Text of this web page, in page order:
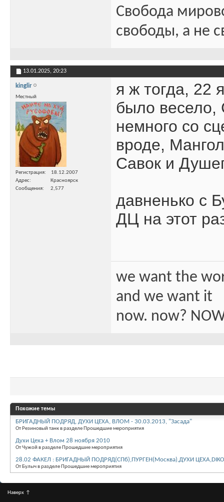
Свобода
свободы, а не
13.01.2025, 20:23
kinglir
Местный
Регистрация
18.12.2007
Адрес
Красноярск
Сообщения
2,577
я ж тогда, 22
было весело,
немного со
вроде,
Савок и
давненько с
ДЦ на этот
we want the
and we want it
now. now?
Похожие темы
БРИГАДНЫЙ ПОДРЯД, ДУХИ ЦЕХА, ВЛОМ - 30.03.2013, "Засада"
От Резиновый танк в разделе Прошедшие мероприятия
Духи Цеха + Влом 28 ноября 2010
От Чужой в разделе Прошедшие мероприятия
28.02 ФАКЕЛ : БРИГАДНЫЙ ПОДРЯД(СПб),ПУРГЕН(Москва),ДУХИ
От Булыч в разделе Прошедшие мероприятия
Наверх ↑